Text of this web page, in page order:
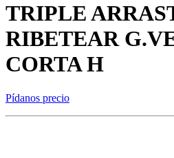
TRIPLE
RIBETEAR
CORTA H
Pídanos precio